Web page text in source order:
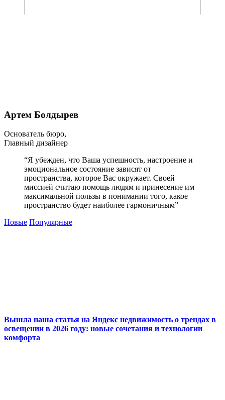
Артем Болдырев
Основатель бюро,
Главный дизайнер
“Я убежден, что Ваша успешность, настроение и
эмоциональное состояние зависят от
пространства, которое Вас окружает. Своей
миссией считаю помощь людям и принесение им
максимальной пользы в понимании того, какое
пространство будет наиболее гармоничным”
Новые Популярные
Вышла наша статья на Яндекс недвижимость о трендах в
освещении в 2026 году: новые сочетания и технологии
комфорта